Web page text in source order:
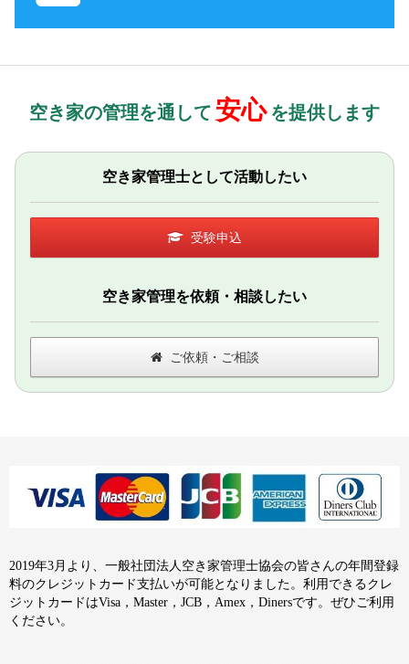
空き家の管理を通して 安心 を提供します
空き家管理士として活動したい
受験申込
空き家管理を依頼・相談したい
ご依頼・ご相談
2019年3月より、一般社団法人空き家管理士協会の皆さんの年間登録
料のクレジットカード支払いが可能となりました。利用できるクレ
ジットカードはVisa，Master，JCB，Amex，Dinersです。ぜひご利用
ください。